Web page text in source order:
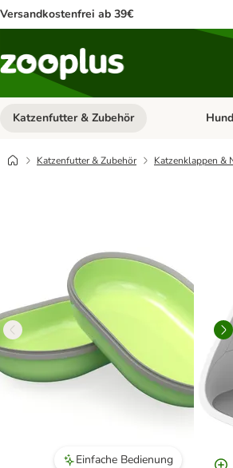
Versandkostenfrei ab 39€
Katzenfutter & Zubehör
Katzenfutter & Zubehör Katzenklappen &
Einfache Bedienung